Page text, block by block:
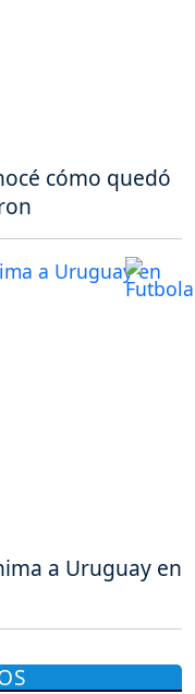
cómo quedó
a Uruguay en